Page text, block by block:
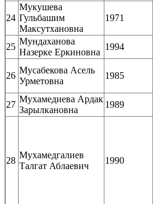
24
Мукушева
Гульбашим
Максутхановна
1971
25
Мундаханова
Назерке Еркиновна
1994
26
Мусабекова Асель
Урметовна
1985
27
Мухамедиева Ардак
Зарылкановна
1989
28
Мухамедгалиев
Талгат Аблаевич
1990